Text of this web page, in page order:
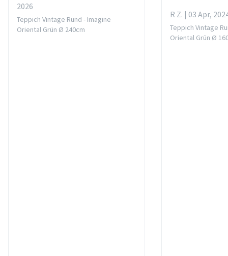
2026
Teppich Vintage Rund - Imagine
Oriental Grün Ø 240cm
R Z. | 03 Apr,
Teppich Vintage
Oriental Grün Ø